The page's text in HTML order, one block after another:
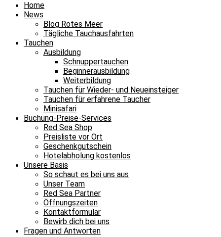
Home
News
Blog Rotes Meer
Tägliche Tauchausfahrten
Tauchen
Ausbildung
Schnuppertauchen
Beginnerausbildung
Weiterbildung
Tauchen für Wieder- und Neueinsteiger
Tauchen für erfahrene Taucher
Minisafari
Buchung-Preise-Services
Red Sea Shop
Preisliste vor Ort
Geschenkgutschein
Hotelabholung kostenlos
Unsere Basis
So schaut es bei uns aus
Unser Team
Red Sea Partner
Öffnungszeiten
Kontaktformular
Bewirb dich bei uns
Fragen und Antworten